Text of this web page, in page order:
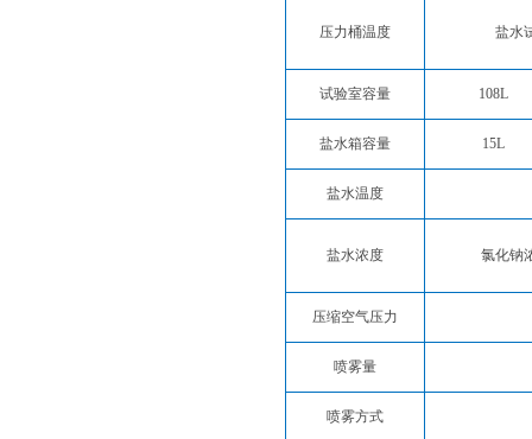
压力桶温度 盐水
试验室容量 108L
盐水箱容量 15L
盐水温度
盐水浓度 氯化钠
压缩空气压力
喷雾量
喷雾方式